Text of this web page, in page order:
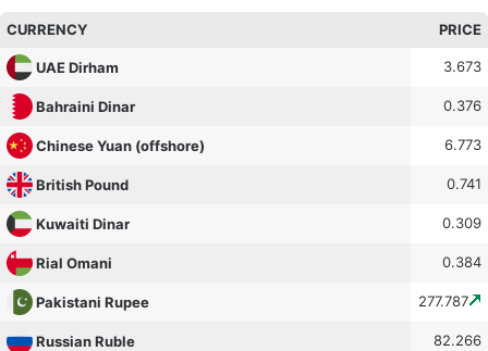
CURRENCY PRICE
UAE Dirham 3.673
Bahraini Dinar 0.376
Chinese Yuan (offshore) 6.773
British Pound 0.741
Kuwaiti Dinar 0.309
Rial Omani 0.384
Pakistani Rupee 277.787
Russian Ruble 82.266